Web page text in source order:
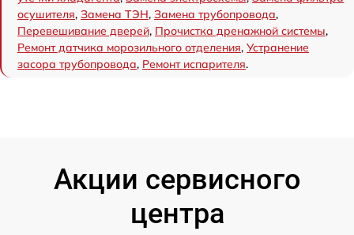
осушителя, Замена ТЭН, Замена трубопровода,
Перевешивание дверей, Прочистка дренажной системы,
Ремонт датчика морозильного отделения, Устранение
засора трубопровода, Ремонт испарителя.
Акции сервисного
центра